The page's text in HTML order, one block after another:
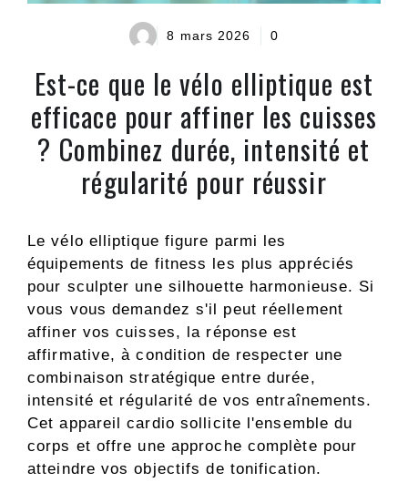
8 mars 2026 0
Est-ce que le vélo elliptique est
efficace pour affiner les cuisses
? Combinez durée, intensité et
régularité pour réussir
Le vélo elliptique figure parmi les
équipements de fitness les plus appréciés
pour sculpter une silhouette harmonieuse. Si
vous vous demandez s'il peut réellement
affiner vos cuisses, la réponse est
affirmative, à condition de respecter une
combinaison stratégique entre durée,
intensité et régularité de vos entraînements.
Cet appareil cardio sollicite l'ensemble du
corps et offre une approche complète pour
atteindre vos objectifs de tonification.